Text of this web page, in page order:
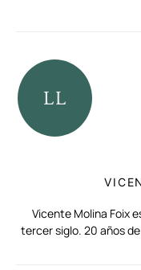
Vicente Molina Foix
tercer siglo. 20 años